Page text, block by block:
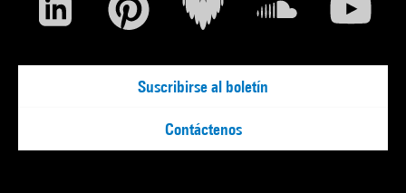
Suscribirse al boletín
Contáctenos